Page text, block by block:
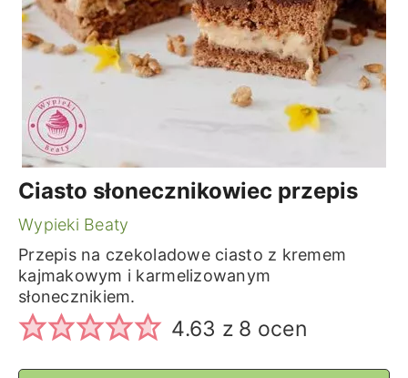
Ciasto słonecznikowiec przepis
Wypieki Beaty
Przepis na czekoladowe ciasto z kremem
kajmakowym i karmelizowanym
słonecznikiem.
4.63 z 8 ocen